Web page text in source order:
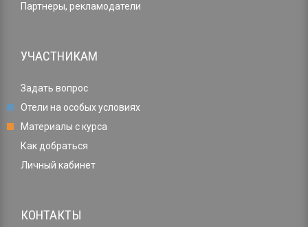
Партнеры, рекламодатели
УЧАСТНИКАМ
Задать вопрос
Отели на особых условиях
Материалы с курса
Как добраться
Личный кабинет
КОНТАКТЫ